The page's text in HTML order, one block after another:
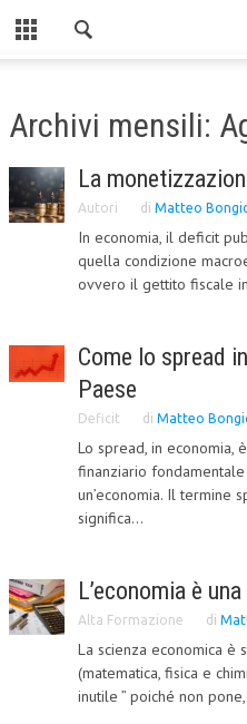
CHI SIAMO
MISSION
CONTATTI
CENTRO STUDI
ORGANIZZAZIONE
DIREZIONE SCIENTIFICA
ALTA FORMAZIONE
CORSI CE.S.E.D.
DIVENTA SOCIO
BROCHURE CE.S.E.D.
LA RIVISTA
Archivi mensili:
La
Autori di Matteo
In economia, il deficit
quella condizione
ovvero il gettito fiscale
Come lo spread
Paese
Deficit di Matteo
Lo spread, in economia,
finanziario
un’economia. Il termine
significa...
L’economia è
Alta Formazione di
La scienza economica è
(matematica, fisica e
inutile ” poiché non